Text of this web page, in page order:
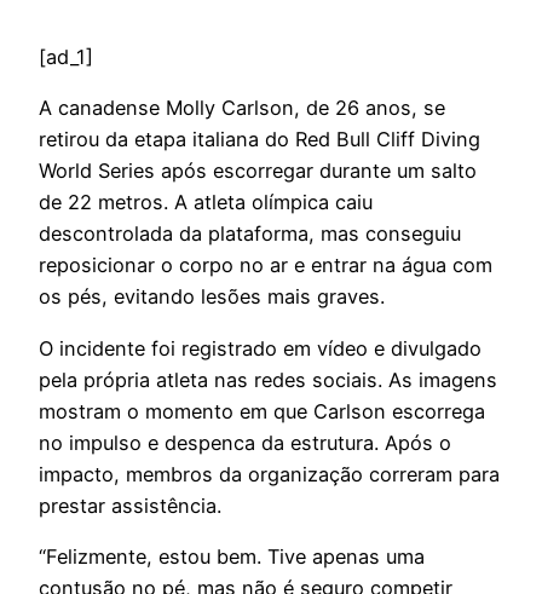
[ad_1]
A canadense Molly Carlson, de 26 anos, se
retirou da etapa italiana do Red Bull Cliff Diving
World Series após escorregar durante um salto
de 22 metros. A atleta olímpica caiu
descontrolada da plataforma, mas conseguiu
reposicionar o corpo no ar e entrar na água com
os pés, evitando lesões mais graves.
O incidente foi registrado em vídeo e divulgado
pela própria atleta nas redes sociais. As imagens
mostram o momento em que Carlson escorrega
no impulso e despenca da estrutura. Após o
impacto, membros da organização correram para
prestar assistência.
“Felizmente, estou bem. Tive apenas uma
contusão no pé, mas não é seguro competir